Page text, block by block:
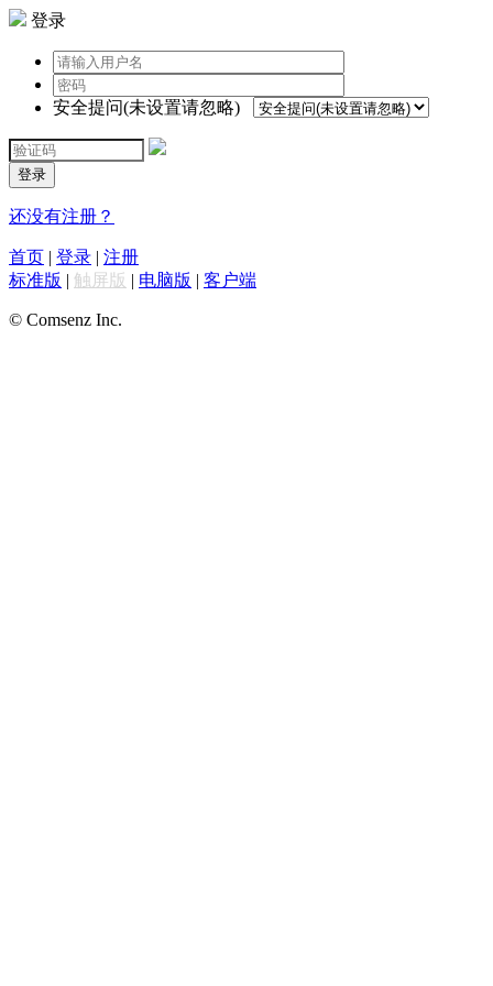
登录
安全提问(未设置请忽略)
登录
还没有注册？
首页 | 登录 | 注册
标准版 | 触屏版 | 电脑版 | 客户端
© Comsenz Inc.